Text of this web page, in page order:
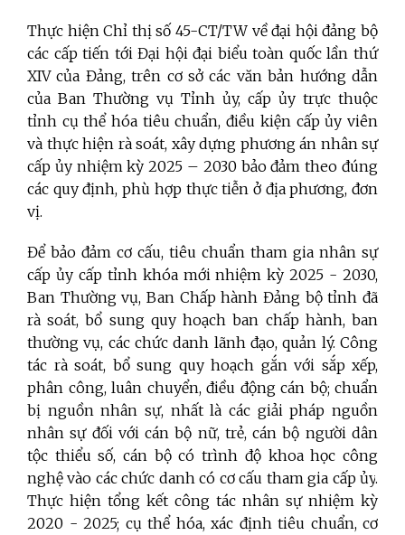
Thực hiện Chỉ thị số 45-CT/TW về đại hội đảng bộ
các cấp tiến tới Đại hội đại biểu toàn quốc lần thứ
XIV của Đảng,trên cơ sởcác văn bản hướng dẫn
của Ban Thường vụ Tỉnh ủy, cấp ủy trực thuộc
tỉnh cụ thể hóa tiêu chuẩn, điều kiện cấp ủy viên
và thực hiện rà soát, xây dựng phương án nhân sự
cấp ủy nhiệm kỳ 2025 – 2030 bảo đảm theo đúng
các quy định, phù hợp thực tiễn ở địa phương, đơn
vị.
Để bảo đảm cơ cấu, tiêu chuẩn tham gia nhân sự
cấp ủy cấp tỉnh khóa mới nhiệm kỳ 2025 - 2030,
Ban Thường vụ, Ban Chấp hành Đảng bộ tỉnh đã
rà soát, bổ sung quy hoạchban chấp hành, ban
thường vụ, các chức danh lãnh đạo, quản lý. Công
tác rà soát, bổ sung quy hoạch gắn với sắp xếp,
phân công, luân chuyển, điều động cán bộ; chuẩn
bị nguồn nhân sự, nhất là các giải pháp nguồn
nhân sự đối với cán bộ nữ, trẻ, cán bộ người dân
tộc thiểu số, cán bộ có trình độ khoa học công
nghệ vào các chức danh có cơ cấu tham gia cấp ủy.
Thực hiện tổng kết công tác nhân sự nhiệm kỳ
2020 - 2025; cụ thể hóa, xác định tiêu chuẩn, cơ